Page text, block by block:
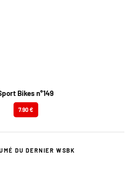
Bikes n°149
7.90 €
DU DERNIER WSBK